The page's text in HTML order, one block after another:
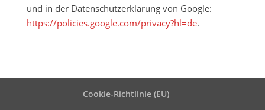
und in der Datenschutzerklärung von Google:
https://policies.google.com/privacy?hl=de.
Cookie-Richtlinie (EU)